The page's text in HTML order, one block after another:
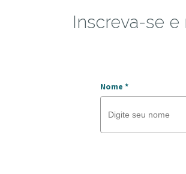
Inscreva-se e
Nome *